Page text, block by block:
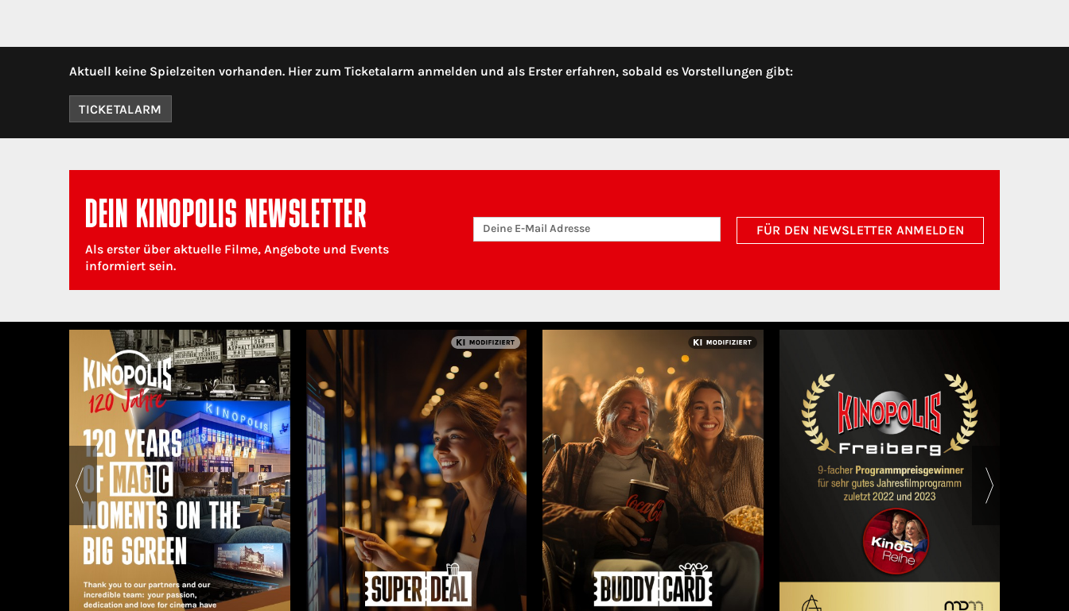
Aktuell keine Spielzeiten vorhanden. Hier zum Ticketalarm anmelden und als Erster erfahren, sobald es Vorstellungen gibt:
TICKETALARM
DEIN KINOPOLIS NEWSLETTER
Als erster über aktuelle Filme, Angebote und Events
informiert sein.
FÜR DEN NEWSLETTER ANMELDEN